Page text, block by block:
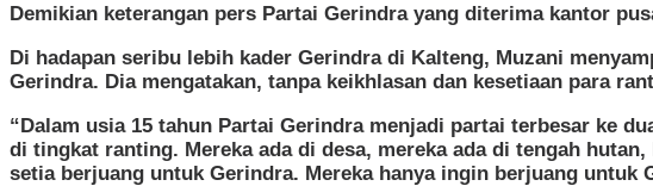
Demikian keterangan pers Partai Gerindra yang diterima kantor
Di hadapan seribu lebih kader Gerindra di Kalteng, Muzani
Gerindra. Dia mengatakan, tanpa keikhlasan dan kesetiaan para
“Dalam usia 15 tahun Partai Gerindra menjadi partai terbesar ke
di tingkat ranting. Mereka ada di desa, mereka ada di tengah
setia berjuang untuk Gerindra. Mereka hanya ingin berjuang untuk